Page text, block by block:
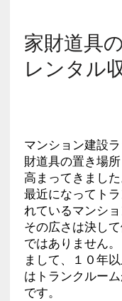
家財道具
レンタル
マンション建設
財道具の置き場
高まってきました
最近になってト
れているマンシ
その広さは決し
ではありません。
まして、１０年
はトランクルー
です。